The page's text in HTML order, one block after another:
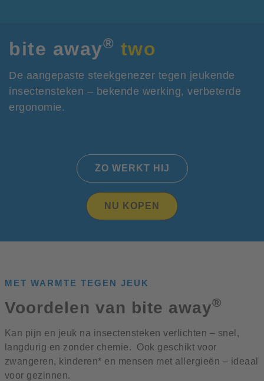
bite away® two
De aangepaste steekgenezer tegen jeukende
insectensteken – bekende werking, verbeterde
ergonomie.
ZO WERKT HIJ
NU KOPEN
MET WARMTE TEGEN JEUK
Voordelen van bite away®
Kan pijn en jeuk na insectensteken verlichten – snel,
langdurig en zonder chemie. Ook geschikt voor
zwangeren, kinderen* en mensen met allergieën – ideaal
voor gezinnen.